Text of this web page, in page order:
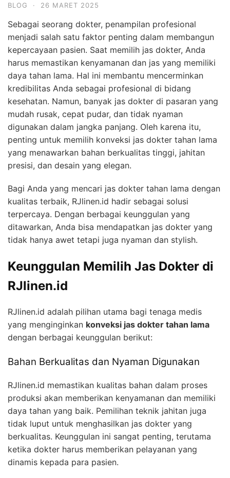
BLOG · 26 MARET 2025
Sebagai seorang dokter, penampilan profesional
menjadi salah satu faktor penting dalam membangun
kepercayaan pasien. Saat memilih jas dokter, Anda
harus memastikan kenyamanan dan jas yang memiliki
daya tahan lama. Hal ini membantu mencerminkan
kredibilitas Anda sebagai profesional di bidang
kesehatan. Namun, banyak jas dokter di pasaran yang
mudah rusak, cepat pudar, dan tidak nyaman
digunakan dalam jangka panjang. Oleh karena itu,
penting untuk memilih konveksi jas dokter tahan lama
yang menawarkan bahan berkualitas tinggi, jahitan
presisi, dan desain yang elegan.
Bagi Anda yang mencari jas dokter tahan lama dengan
kualitas terbaik, RJlinen.id hadir sebagai solusi
terpercaya. Dengan berbagai keunggulan yang
ditawarkan, Anda bisa mendapatkan jas dokter yang
tidak hanya awet tetapi juga nyaman dan stylish.
Keunggulan Memilih Jas Dokter di
RJlinen.id
RJlinen.id adalah pilihan utama bagi tenaga medis
yang menginginkan konveksi jas dokter tahan lama
dengan berbagai keunggulan berikut:
Bahan Berkualitas dan Nyaman Digunakan
RJlinen.id memastikan kualitas bahan dalam proses
produksi akan memberikan kenyamanan dan memiliki
daya tahan yang baik. Pemilihan teknik jahitan juga
tidak luput untuk menghasilkan jas dokter yang
berkualitas. Keunggulan ini sangat penting, terutama
ketika dokter harus memberikan pelayanan yang
dinamis kepada para pasien.